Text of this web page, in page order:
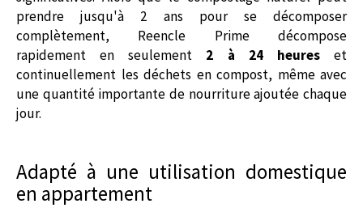
prendre jusqu'à 2 ans pour se décomposer
complètement, Reencle Prime décompose
rapidementen seulement 2 à 24 heureset
continuellement les déchets en compost, même avec
une quantité importante de nourriture ajoutée chaque
jour.
Adapté à une utilisation domestique
en appartement